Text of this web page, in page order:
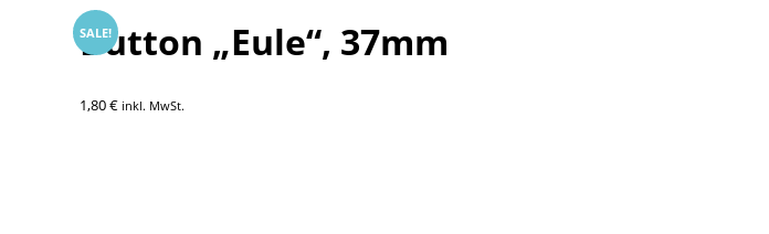
Button „Eule“, 37mm
1,80€ inkl. MwSt.
SALE!